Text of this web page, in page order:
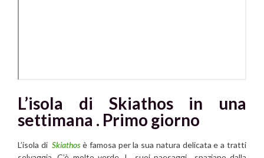
L’isola di Skiathos in una
settimana . Primo giorno
L’isola diSkiathosè famosa per la sua natura delicata e a tratti